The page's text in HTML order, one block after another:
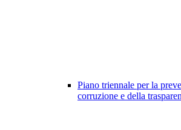
Piano triennale per la
corruzione e della